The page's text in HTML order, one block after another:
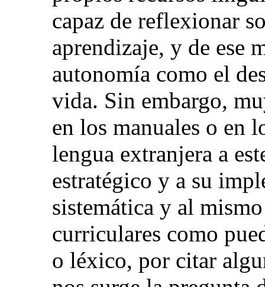
capaz de reflexionar
aprendizaje, y de ese
autonomía como el
vida. Sin embargo,
en los manuales o en
lengua extranjera a
estratégico y a su
sistemática y al
curriculares como
o léxico, por citar